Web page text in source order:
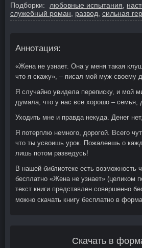
Подборки:
любовные испытания
служебный роман
развод сильная
Аннотация:
«Жена не узнает. Она у меня такая
что я скажу», – писал мой муж своему
Я случайно увидела переписку, и мой
думала, что у нас все хорошо – семья,
Уходить мне и правда некуда. Денег
Я потерплю немного, дорогой. Всего
что ты усвоишь урок. Пожалеешь о
лишь потом разведусь!
В нашей библиотеке есть возможность
бесплатно «Жена не узнает» (целиком
текст книги представлен совершенно
можно скачать книгу бесплатно в
Скачать в